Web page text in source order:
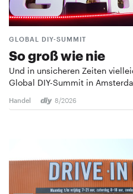
GLOBAL DIY-SUMMIT
So groß wie nie
Und in unsicheren Zeiten
Global DIY-Summit in
Handel 8/2026